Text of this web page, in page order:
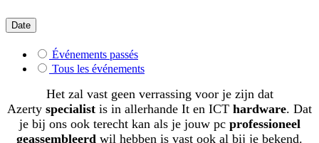
Date
Événements passés
Tous les événements
Het zal vast geen verrassing voor je zijn dat
Azerty specialist is in allerhande It en ICT hardware. Dat
je bij ons ook terecht kan als je jouw pc professioneel
geassembleerd wil hebben is vast ook al bij je bekend.